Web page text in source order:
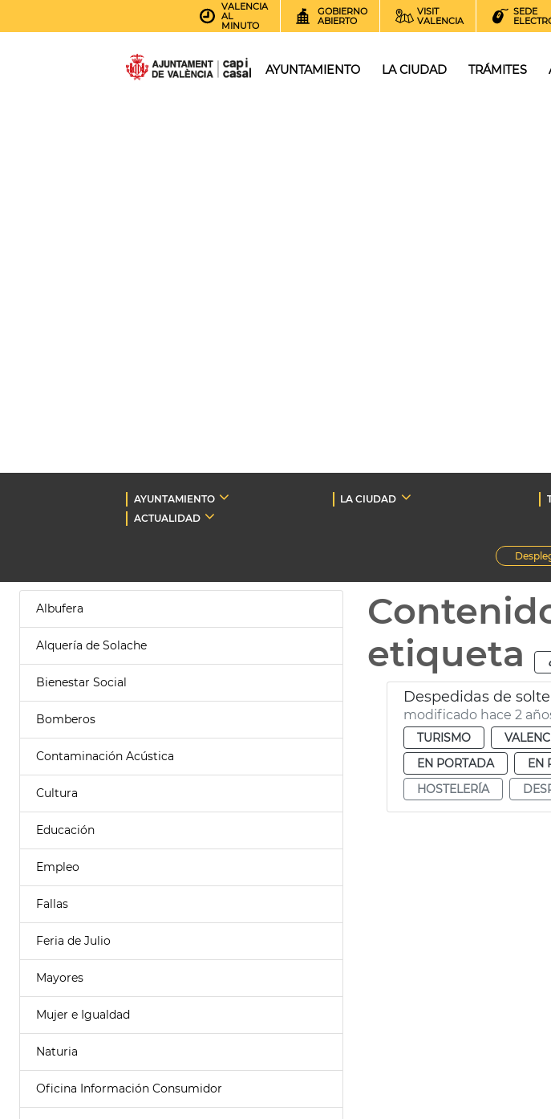
VALENCIA
AL
MINUTO
GOBIERNO
ABIERTO
VISIT
VALENCIA
SEDE
AYUNTAMIENTO LA CIUDAD TRÁMITES
AYUNTAMIENTO LA CIUDAD
ACTUALIDAD
Albufera
Alquería de Solache
Bienestar Social
Bomberos
Contaminación Acústica
Cultura
Educación
Empleo
Fallas
Feria de Julio
Mayores
Mujer e Igualdad
Naturia
Oficina Información Consumidor
etiqueta
Despedidas de
modificado hace 2
TURISMO
EN PORTADA
EN
HOSTELERÍA